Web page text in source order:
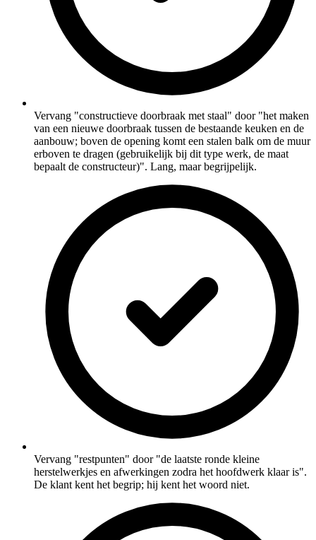
Vervang "constructieve doorbraak met staal" door "het maken
van een nieuwe doorbraak tussen de bestaande keuken en de
aanbouw; boven de opening komt een stalen balk om de muur
erboven te dragen (gebruikelijk bij dit type werk, de maat
bepaalt de constructeur)". Lang, maar begrijpelijk.
Vervang "restpunten" door "de laatste ronde kleine
herstelwerkjes en afwerkingen zodra het hoofdwerk klaar is".
De klant kent het begrip; hij kent het woord niet.